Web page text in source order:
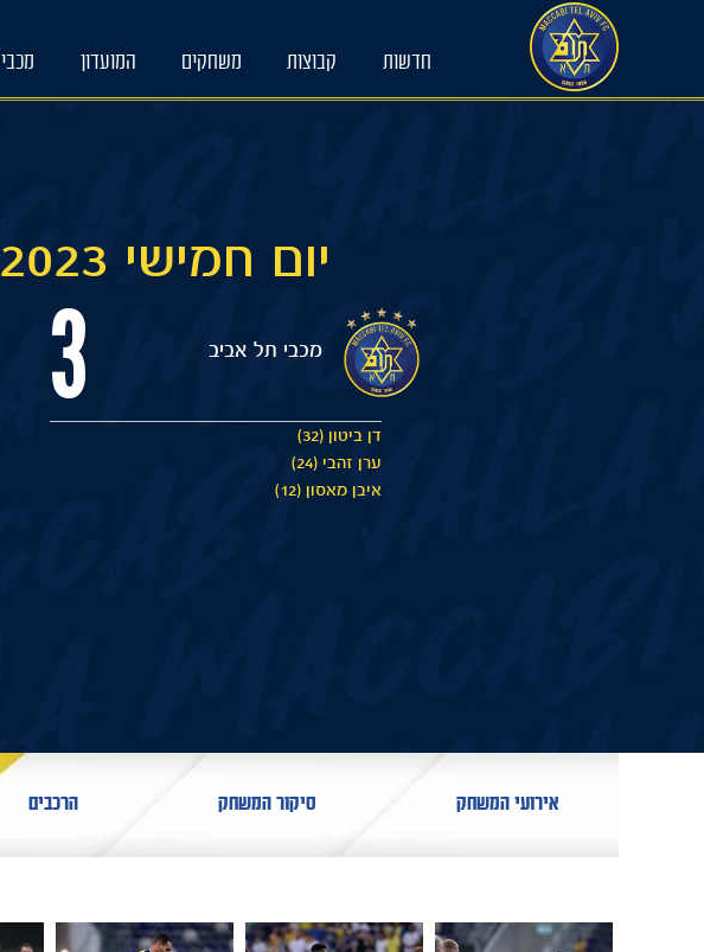
חדשות קבוצות משחקים המועדון מכבי TV
יום חמישי 21/09/2023 22:00 בלומפילד
מכבי תל אביב 3
דן ביטון (32)
ערן זהבי (24)
איבן מאסון (12)
אירועי המשחק סיקור המשחק הרכבים